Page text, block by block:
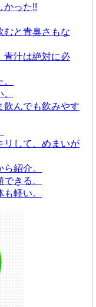
かった!!
むと青臭さもな
青汁は絶対に必
飲んでも飲みやす
リして、めまいが
紹介。
きる。
軽い。